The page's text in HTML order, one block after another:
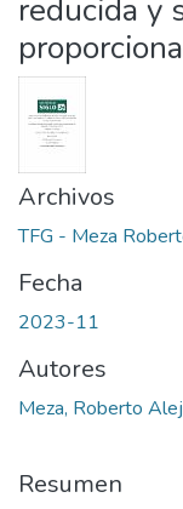
reducida y
Archivos
TFG - Meza
Fecha
2023-11
Autores
Meza, Roberto
Resumen